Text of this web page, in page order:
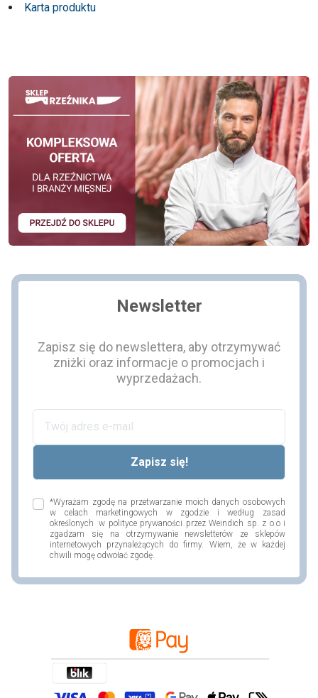
Karta produktu
Newsletter
Zapisz się do newslettera, aby otrzymywać
zniżki oraz informacje o promocjach i
wyprzedażach.
*Wyrażam zgodę na przetwarzanie moich danych osobowych
w celach marketingowych w zgodzie i według zasad
określonych w polityce prywaności przez Weindich sp. z o.o i
zgadzam się na otrzymywanie newsletterów ze sklepów
internetowych przynależących do firmy. Wiem, że w każdej
chwili mogę odwołać zgodę.